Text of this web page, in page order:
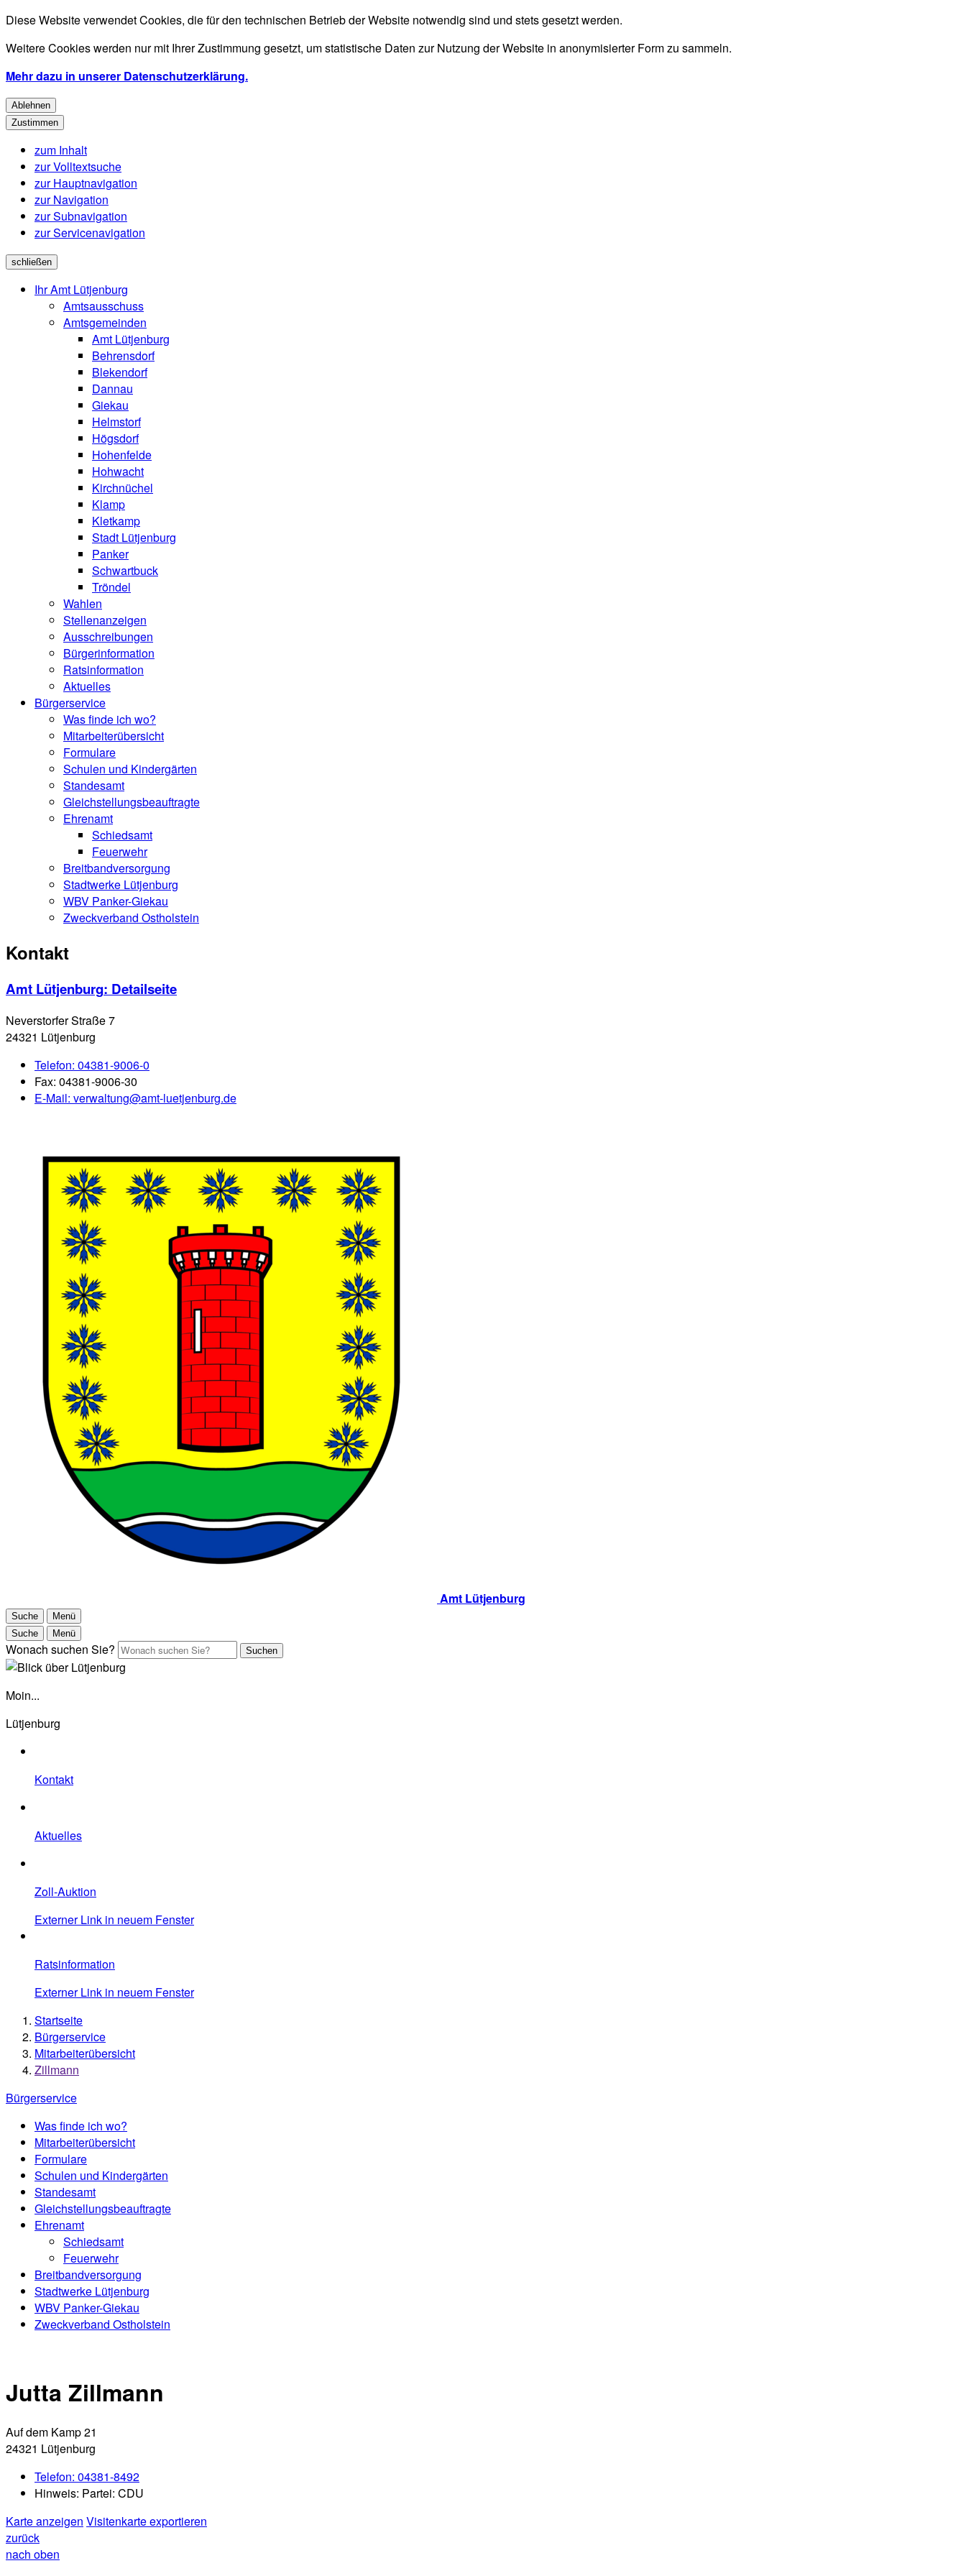
Diese Website verwendet Cookies, die für den technischen Betrieb der Website notwendig sind und stets gesetzt werden.
Weitere Cookies werden nur mit Ihrer Zustimmung gesetzt, um statistische Daten zur Nutzung der Website in anonymisierter Form zu sammeln.
Mehr dazu in unserer Datenschutzerklärung.
Ablehnen
Zustimmen
zum Inhalt
zur Volltextsuche
zur Hauptnavigation
zur Navigation
zur Subnavigation
zur Servicenavigation
schließen
Ihr Amt Lütjenburg
Amtsausschuss
Amtsgemeinden
Amt Lütjenburg
Behrensdorf
Blekendorf
Dannau
Giekau
Helmstorf
Högsdorf
Hohenfelde
Hohwacht
Kirchnüchel
Klamp
Kletkamp
Stadt Lütjenburg
Panker
Schwartbuck
Tröndel
Wahlen
Stellenanzeigen
Ausschreibungen
Bürgerinformation
Ratsinformation
Aktuelles
Bürgerservice
Was finde ich wo?
Mitarbeiterübersicht
Formulare
Schulen und Kindergärten
Standesamt
Gleichstellungsbeauftragte
Ehrenamt
Schiedsamt
Feuerwehr
Breitbandversorgung
Stadtwerke Lütjenburg
WBV Panker-Giekau
Zweckverband Ostholstein
Kontakt
Amt Lütjenburg: Detailseite
Neverstorfer Straße 7
24321 Lütjenburg
Telefon: 04381-9006-0
Fax: 04381-9006-30
E-Mail: verwaltung@amt-luetjenburg.de
Amt Lütjenburg
Suche
Menü
Suche
Menü
Wonach suchen Sie? Suchen
Moin...
Lütjenburg
Kontakt
Aktuelles
Zoll-Auktion
Externer Link in neuem Fenster
Ratsinformation
Externer Link in neuem Fenster
Startseite
Bürgerservice
Mitarbeiterübersicht
Zillmann
Bürgerservice
Was finde ich wo?
Mitarbeiterübersicht
Formulare
Schulen und Kindergärten
Standesamt
Gleichstellungsbeauftragte
Ehrenamt
Schiedsamt
Feuerwehr
Breitbandversorgung
Stadtwerke Lütjenburg
WBV Panker-Giekau
Zweckverband Ostholstein
Jutta Zillmann
Auf dem Kamp 21
24321 Lütjenburg
Telefon: 04381-8492
Hinweis: Partei: CDU
Karte anzeigen Visitenkarte exportieren
zurück
nach oben